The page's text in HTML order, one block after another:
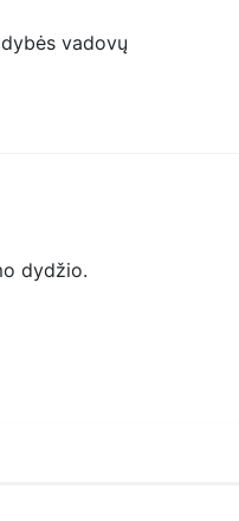
vadovų
dydžio.